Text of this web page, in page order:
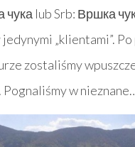
чука lub Srb: Вршка
„klientami”.
zostaliśmy
Pognaliśmy w